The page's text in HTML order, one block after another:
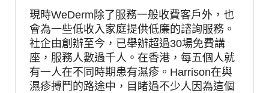
現時WeDerm 除了服務一般收費客戶外，也
會為一些低收入家庭提供低廉的諮詢服務。
社企由創辦至今，已舉辦超過30場免費講
座，服務人數過千人。在香港，每五個人就
有一人在不同時期患有濕疹。 Harrison在與
濕疹搏鬥的路途中，目睹過不少人因為這個